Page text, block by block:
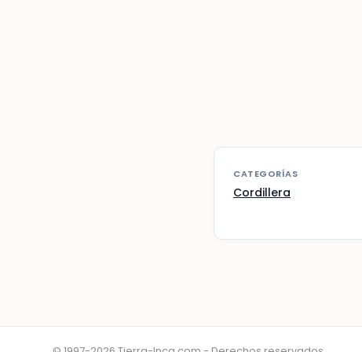
CATEGORÍAS
Cordillera